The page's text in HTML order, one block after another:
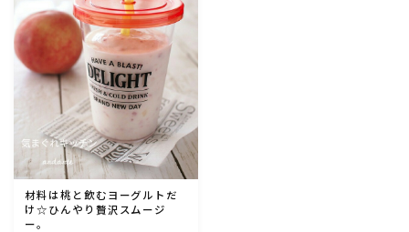
豚肉料理
牛肉料理
ひき肉料理
魚介料理
卵料理
材料は桃と飲むヨーグルトだ
け☆ひんやり贅沢スムージ
ー。